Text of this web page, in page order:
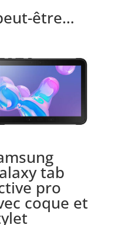
être…
tab
pro
coque et